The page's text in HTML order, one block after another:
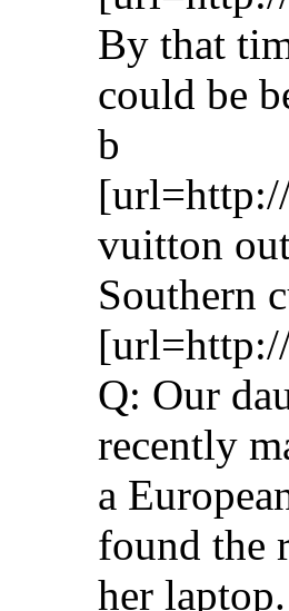
By that
could be
b
vuitton
Southern
Q: Our
recently
a
found the
her